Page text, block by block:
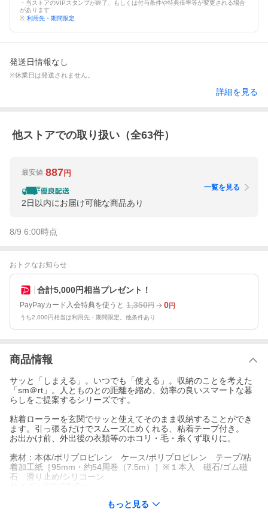
・当ストアのVIPスタンプが終了、もしくは付与条件や特典倍率等が変更される場合
があります
※ 利用先・期間限定
発送日情報なし
※休業日は発送されません。
詳細を見る
他ストアでの取り扱い（全63件）
最安値 887円
2日以内にお届け可能な商品あり
一覧を見る
8/9 6:00時点
おトクなお知らせ
合計5,000円相当プレゼント！
PayPayカード入会特典を使うと 1,350円 0円
うち2,000円相当は利用先・期間限定。他条件あり
商品情報
サッと「しまえる」。いつでも「使える」。収納のことを考えた
「sm＠rt」。人とものとの距離を縮め、効率の良いスマートな暮
らしをご提案するシリーズです。
粘着ローラーを玄関でサッと使えてそのまま収納することができ
ます。引っ張るだけでスムーズにめくれる、粘着テープ付き。
お出かけ前、外出後の衣類等のホコリ・毛・糸くず取りに。
素材：本体/ポリプロピレン ケース/ポリプロピレン テープ/粘
着加工紙［95mm・約54周巻（7.5m）］※１本入 磁石/ゴム磁
石 滑り止め/シリコーン
その他詳細：耐熱温度/50℃もっと見る